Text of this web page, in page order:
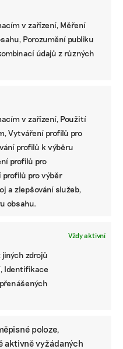
v zařízení, Měření
Porozumění publiku
údajů z různých
v zařízení, Použití
Vytváření profilů pro
profilů k výběru
profilů pro
profilů pro výběr
a zlepšování služeb,
obsahu.
Vždy aktivní
jiných zdrojů
Identifikace
poloze,
aktivně vyžádaných
i komunitní sdílení.
také tebe v Uherském
Udržitelnost je
do budoucna a zvyšovat
expertka